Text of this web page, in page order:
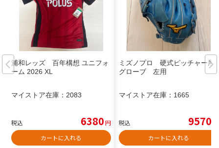
浦和レッズ 百年構想 ユニフォ
ーム 2026 XL
マイストア在庫： 2083
税込 6380円
カートに入れる
ミズノプロ 硬式ピッチャー用
グローブ 左用
マイストア在庫： 1665
税込 9570
カートに入れる